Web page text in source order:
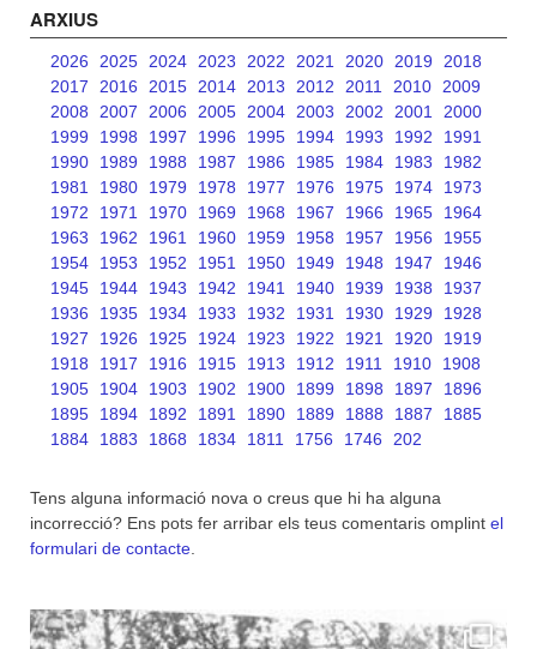
ARXIUS
2026 2025 2024 2023 2022 2021 2020 2019
2018
2017
2016 2015 2014 2013 2012 2011 2010
2009
2008
2007 2006 2005 2004 2003 2002 2001
2000
1999
1998 1997 1996 1995 1994 1993 1992
1991
1990
1989 1988 1987 1986 1985 1984 1983
1982
1981
1980 1979 1978 1977 1976 1975 1974
1973
1972
1971 1970 1969 1968 1967 1966 1965
1964
1963
1962 1961 1960 1959 1958 1957 1956
1955
1954
1953 1952 1951 1950 1949 1948 1947
1946
1945
1944 1943 1942 1941 1940 1939 1938
1937
1936
1935 1934 1933 1932 1931 1930 1929
1928
1927
1926 1925 1924 1923 1922 1921 1920
1919
1918
1917 1916 1915 1913 1912 1911 1910
1908
1905
1904 1903 1902 1900 1899 1898 1897
1896
1895
1894 1892 1891 1890 1889 1888 1887
1885
1884
1883 1868 1834 1811 1756 1746 202
Tens alguna informació nova o creus que hi ha alguna
incorrecció? Ens pots fer arribar els teus comentaris omplint el
formulari de contacte